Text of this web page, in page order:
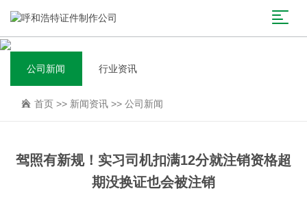
公司新闻 行业资讯
首页 >> 新闻资讯 >> 公司新闻
驾照有新规！实习司机扣满12分就注销资格超
期没换证也会被注销